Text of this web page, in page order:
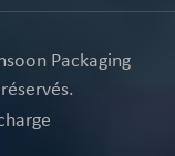
Packaging